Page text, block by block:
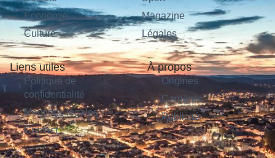
Économie
Culture
Magazine
Légales
Liens utiles
Politique de
confidentialité
Mentions légales
Contact
À propos
Origines
Carrières
Publicité